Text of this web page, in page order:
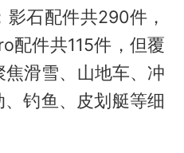
石配件共290件，
配件共115件，但覆
滑雪、山地车、冲
钓鱼、皮划艇等细